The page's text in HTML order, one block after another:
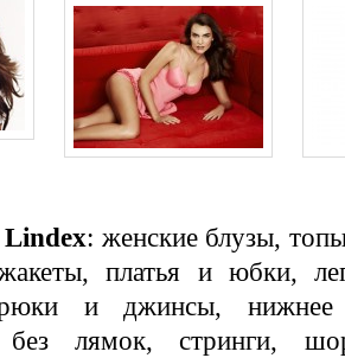
Lindex: женские блузы,
платья и юбки,
и джинсы,
без лямок, стринги,